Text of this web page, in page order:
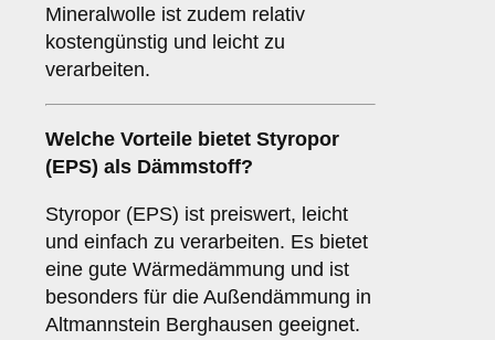
Mineralwolle ist zudem relativ
kostengünstig und leicht zu
verarbeiten.
Welche Vorteile bietet Styropor
(EPS) als Dämmstoff?
Styropor (EPS) ist preiswert, leicht
und einfach zu verarbeiten. Es bietet
eine gute Wärmedämmung und ist
besonders für die Außendämmung in
Altmannstein Berghausen geeignet.